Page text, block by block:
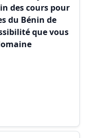
des cours pour
du Bénin de
que vous